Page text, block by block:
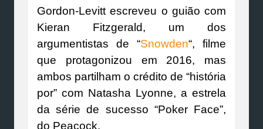
Gordon-Levitt escreveu o guião com
Kieran Fitzgerald, um dos
argumentistas de “Snowden“, filme
que protagonizou em 2016, mas
ambos partilham o crédito de “história
por” com Natasha Lyonne, a estrela
da série de sucesso “Poker Face”,
do Peacock.